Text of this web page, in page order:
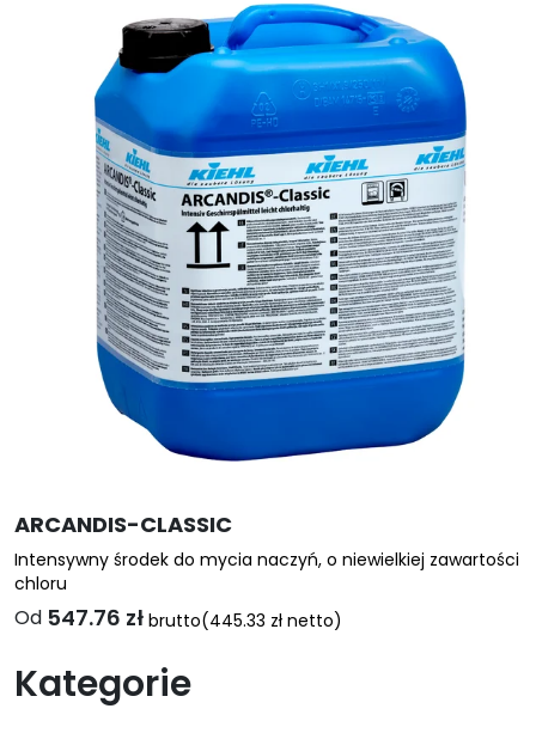
Kategorie
produkt
ma
wiele
wariantów.
Opcje
można
wybrać
na
stronie
produktu
ARCANDIS-CLASSIC
Intensywny środek do mycia naczyń, o niewielkiej zawartości
chloru
Od 547.76 zł brutto(445.33 zł netto)